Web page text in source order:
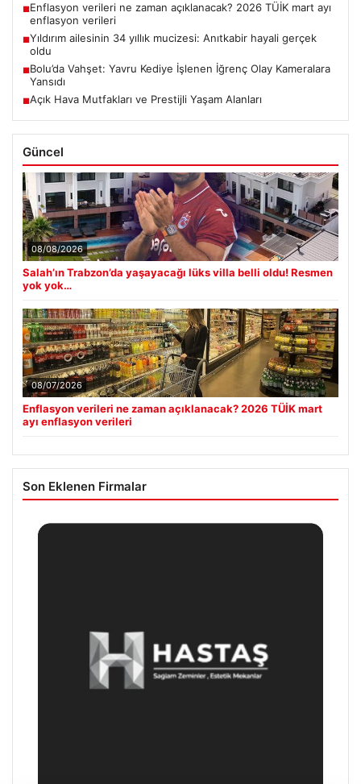
■Enflasyon verileri ne zaman açıklanacak? 2026 TÜİK mart ayı
enflasyon verileri
■Yıldırım ailesinin 34 yıllık mucizesi: Anıtkabir hayali gerçek
oldu
■Bolu’da Vahşet: Yavru Kediye İşlenen İğrenç Olay Kameralara
Yansıdı
■Açık Hava Mutfakları ve Prestijli Yaşam Alanları
Güncel
08/08/2026
Salah’ın Trabzon’da yaşayacağı lüks villa belli oldu! Resmen
yok yok…
08/07/2026
Enflasyon verileri ne zaman açıklanacak? 2026 TÜİK mart
ayı enflasyon verileri
Son Eklenen Firmalar